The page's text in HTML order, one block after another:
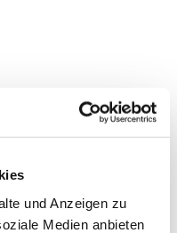
und Anzeigen zu
Medien anbieten